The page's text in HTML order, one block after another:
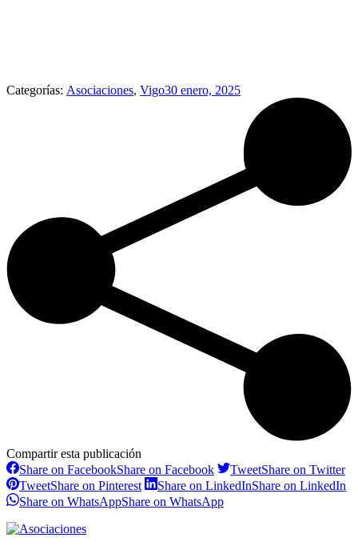
Categorías: Asociaciones, Vigo30 enero, 2025
Compartir esta publicación
Share on FacebookShare on Facebook TweetShare on Twitter
TweetShare on Pinterest Share on LinkedInShare on LinkedIn
Share on WhatsAppShare on WhatsApp